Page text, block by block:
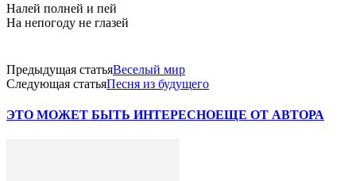
Налей полней и пей
На непогоду не глазей
Предыдущая статьяВеселый мир
Следующая статьяПесня из будущего
ЭТО МОЖЕТ БЫТЬ ИНТЕРЕСНОЕЩЕ ОТ АВТОРА